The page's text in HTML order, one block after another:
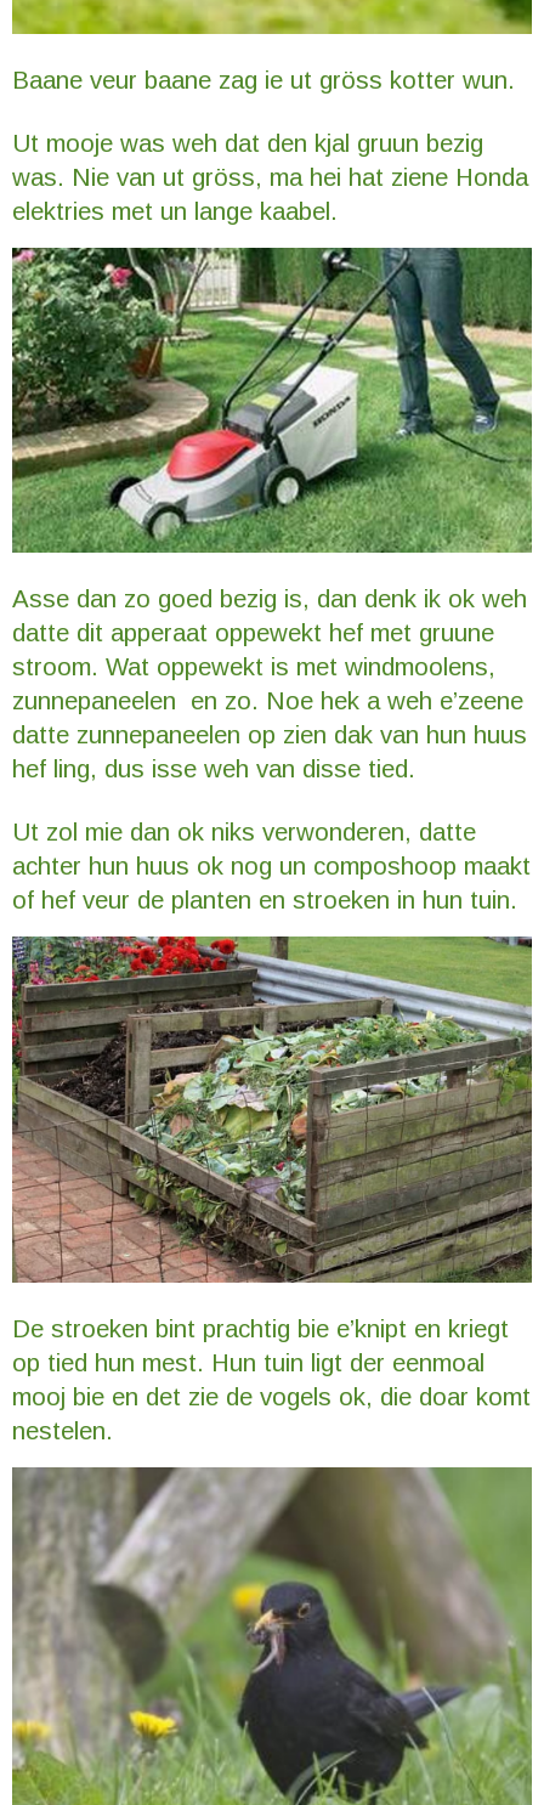
Baane veur baane zag ie ut gröss kotter wun.
Ut mooje was weh dat den kjal gruun bezig
was. Nie van ut gröss, ma hei hat ziene Honda
elektries met un lange kaabel.
Asse dan zo goed bezig is, dan denk ik ok weh
datte dit apperaat oppewekt hef met gruune
stroom. Wat oppewekt is met windmoolens,
zunnepaneelen en zo. Noe hek a weh e’zeene
datte zunnepaneelen op zien dak van hun huus
hef ling, dus isse weh van disse tied.
Ut zol mie dan ok niks verwonderen, datte
achter hun huus ok nog un composhoop maakt
of hef veur de planten en stroeken in hun tuin.
De stroeken bint prachtig bie e’knipt en kriegt
op tied hun mest. Hun tuin ligt der eenmoal
mooj bie en det zie de vogels ok, die doar komt
nestelen.